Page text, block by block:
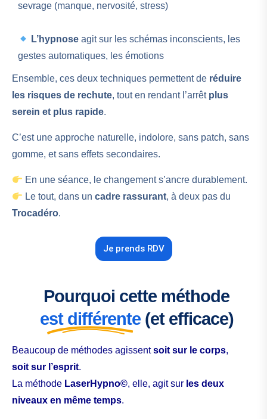
sevrage (manque, nervosité, stress)
L’hypnose agit sur les schémas inconscients, les
gestes automatiques, les émotions
Ensemble, ces deux techniques permettent de réduire
les risques de rechute, tout en rendant l’arrêt plus
serein et plus rapide.
C’est une approche naturelle, indolore, sans patch, sans
gomme, et sans effets secondaires.
En une séance, le changement s’ancre durablement.
Le tout, dans uncadre rassurant, à deux pas du
Trocadéro.
Je prends RDV
Pourquoi cette méthode
est différente(et efficace)
Beaucoup de méthodes agissentsoit sur le corps,
soit sur l’esprit.
La méthode LaserHypno©, elle, agit sur les deux
niveaux en même temps.